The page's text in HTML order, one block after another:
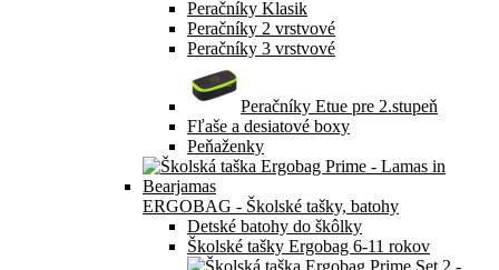
Peračníky Klasik
Peračníky 2 vrstvové
Peračníky 3 vrstvové
Peračníky Etue pre 2.stupeň
Fľaše a desiatové boxy
Peňaženky
ERGOBAG - Školské tašky, batohy
Detské batohy do škôlky
Školské tašky Ergobag 6-11 rokov